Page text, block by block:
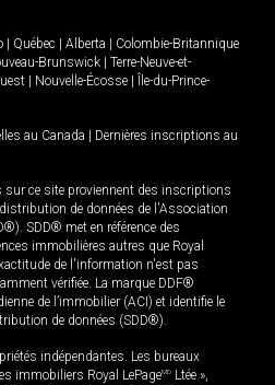
Québec Alberta
Colombie-Britannique
Brunswick
Terre-Neuve-et-
Nouvelle-Écosse
Île-du-Prince-
au Canada
Dernières inscriptions au
sur ce site proviennent des inscriptions
de données de l'Association
SDD® met en référence des
immobilières autres que Royal
de l'information n'est pas
vérifiée. La marque DDF®
de l’immobilier (ACI) et identifie le
de données (SDD®).
indépendantes. Les bureaux
immobiliers Royal LePageMD Ltée »,